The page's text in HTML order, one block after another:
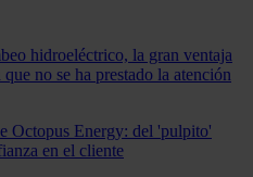
hidroeléctrico, la gran ventaja
no se ha prestado la atención
Octopus Energy: del 'pulpito'
en el cliente